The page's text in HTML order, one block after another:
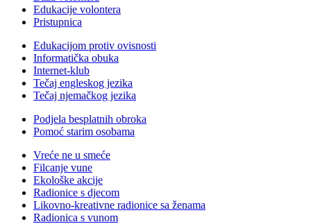
Edukacije volontera
Pristupnica
Edukacijom protiv ovisnosti
Informatička obuka
Internet-klub
Tečaj engleskog jezika
Tečaj njemačkog jezika
Podjela besplatnih obroka
Pomoć starim osobama
Vreće ne u smeće
Filcanje vune
Ekološke akcije
Radionice s djecom
Likovno-kreativne radionice sa ženama
Radionica s vunom